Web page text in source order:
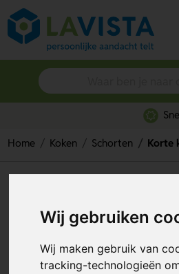
Wij gebruiken
Wij maken gebruik van
tracking-technologieën
Snelle
Home Koken Schorten Korte
Artikelnummer:75325